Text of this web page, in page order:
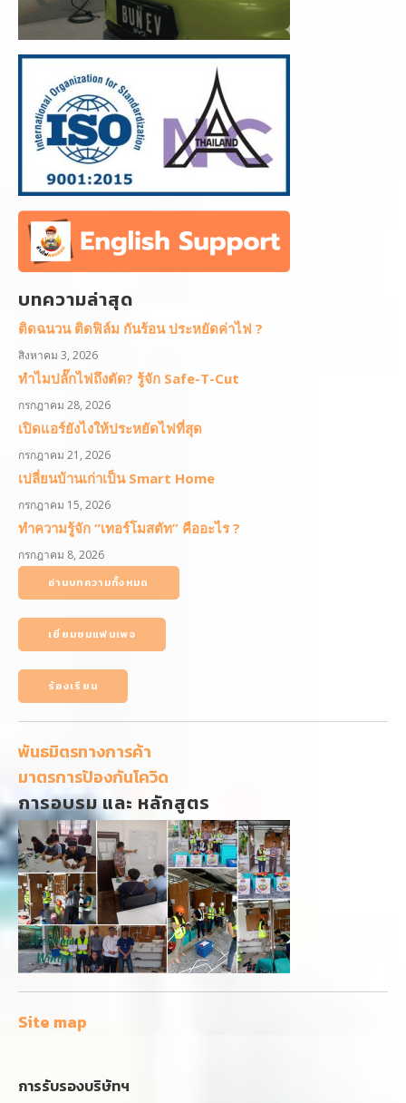
บทความล่าสุด
ติดฉนวน ติดฟิล์ม กันร้อน ประหยัดค่าไฟ ?
สิงหาคม 3, 2026
ทำไมปลั๊กไฟถึงตัด? รู้จัก Safe-T-Cut
กรกฎาคม 28, 2026
เปิดแอร์ยังไงให้ประหยัดไฟที่สุด
กรกฎาคม 21, 2026
เปลี่ยนบ้านเก่าเป็น Smart Home
กรกฎาคม 15, 2026
ทำความรู้จัก “เทอร์โมสตัท” คืออะไร ?
กรกฎาคม 8, 2026
อ่านบทความทั้งหมด
เยี่ยมชมแฟนเพจ
ร้องเรียน
พันธมิตรทางการค้า
มาตรการป้องกันโควิด
การอบรม และ หลักสูตร
Site map
การรับรองบริษัทฯ